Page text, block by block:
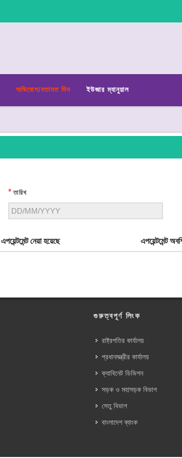
অভিযোগ/মতামত দিন ইউজার ম্যানুয়াল
* তারিখ
এপয়েন্টমেন্ট নেয়া হয়েছে এপয়েন্টমেন্ট
গুরুত্বপূর্ণ লিংক
রাষ্ট্রপতির কার্যালয়
প্রধানমন্ত্রীর কার্যালয়
ক্যাবিনেট ডিভিশন
সড়ক ও মহাসড়ক বিভাগ
সেতু বিভাগ
বাংলাদেশ ব্যাংক